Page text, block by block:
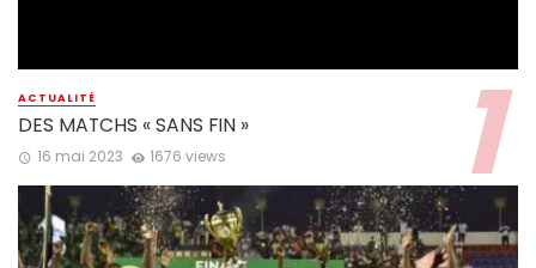
ACTUALITÉ
DES MATCHS « SANS FIN »
16 mai 2023 1676 views